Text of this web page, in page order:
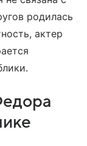
родилась
актер